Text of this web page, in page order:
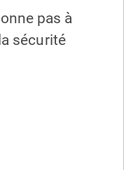
pas à
sécurité